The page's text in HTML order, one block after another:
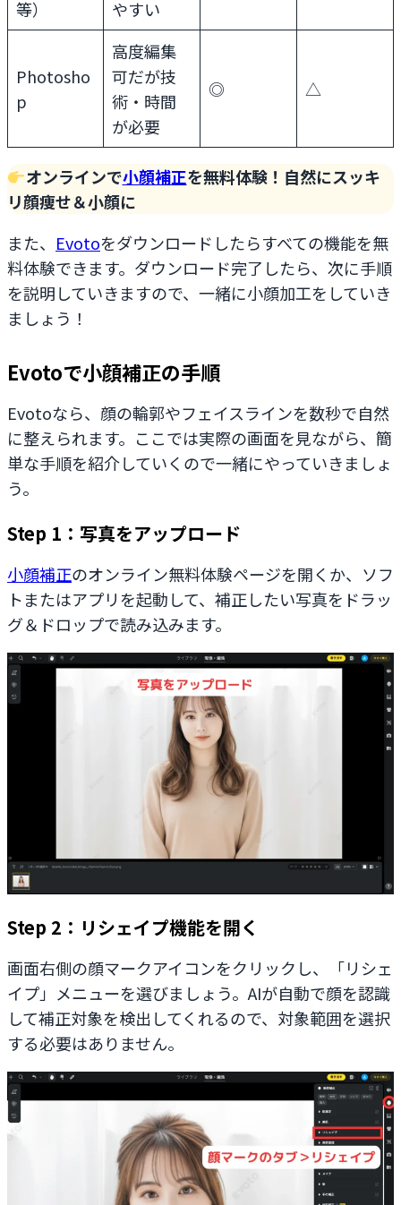
等） やすい
Photosho
p
高度編集
可だが技
術・時間
が必要
◎ △
オンラインで小顔補正を無料体験！自然にスッキ
リ顔痩せ＆小顔に
また、 Evotoをダウンロードしたらすべての機能を無
料体験できます。ダウンロード完了したら、次に手順
を説明していきますので、一緒に小顔加工をしていき
ましょう！
Evotoで小顔補正の手順
Evotoなら、顔の輪郭やフェイスラインを数秒で自然
に整えられます。ここでは実際の画面を見ながら、簡
単な手順を紹介していくので一緒にやっていきましょ
う。
Step 1：写真をアップロード
小顔補正のオンライン無料体験ページを開くか、ソフ
トまたはアプリを起動して、補正したい写真をドラッ
グ＆ドロップで読み込みます。
Step 2：リシェイプ機能を開く
画面右側の顔マークアイコンをクリックし、「リシェ
イプ」メニューを選びましょう。AIが自動で顔を認識
して補正対象を検出してくれるので、対象範囲を選択
する必要はありません。